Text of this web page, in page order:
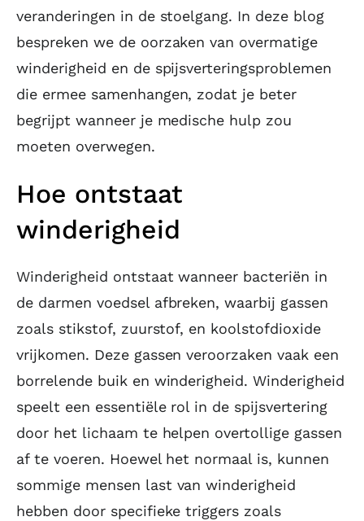
veranderingen in de stoelgang. In deze blog
bespreken we de oorzaken van overmatige
winderigheid en de spijsverteringsproblemen
die ermee samenhangen, zodat je beter
begrijpt wanneer je medische hulp zou
moeten overwegen.
Hoe ontstaat
winderigheid
Winderigheid ontstaat wanneer bacteriën in
de darmen voedsel afbreken, waarbij gassen
zoals stikstof, zuurstof, en koolstofdioxide
vrijkomen. Deze gassen veroorzaken vaak een
borrelende buik en winderigheid. Winderigheid
speelt een essentiële rol in de spijsvertering
door het lichaam te helpen overtollige gassen
af te voeren. Hoewel het normaal is, kunnen
sommige mensen last van winderigheid
hebben door specifieke triggers zoals